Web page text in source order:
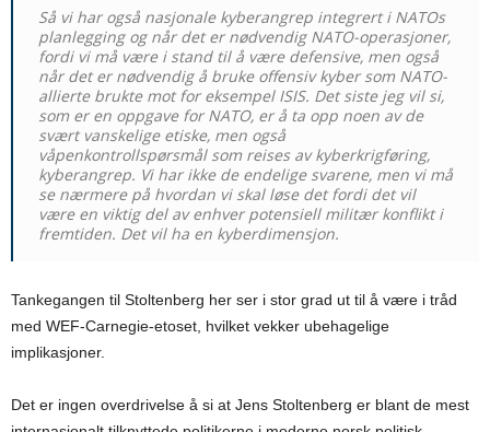
Så vi har også nasjonale kyberangrep integrert i NATOs
planlegging og når det er nødvendig NATO-operasjoner,
fordi vi må være i stand til å være defensive, men også
når det er nødvendig å bruke offensiv kyber som NATO-
allierte brukte mot for eksempel ISIS. Det siste jeg vil si,
som er en oppgave for NATO, er å ta opp noen av de
svært vanskelige etiske, men også
våpenkontrollspørsmål som reises av kyberkrigføring,
kyberangrep. Vi har ikke de endelige svarene, men vi må
se nærmere på hvordan vi skal løse det fordi det vil
være en viktig del av enhver potensiell militær konflikt i
fremtiden. Det vil ha en kyberdimensjon.
Tankegangen til Stoltenberg her ser i stor grad ut til å være i tråd
med WEF-Carnegie-etoset, hvilket vekker ubehagelige
implikasjoner.
Det er ingen overdrivelse å si at Jens Stoltenberg er blant de mest